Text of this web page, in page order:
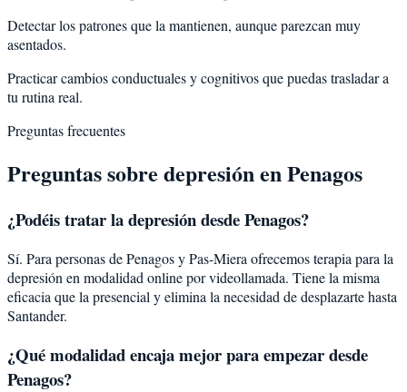
Detectar los patrones que la mantienen, aunque parezcan muy
asentados.
Practicar cambios conductuales y cognitivos que puedas trasladar a
tu rutina real.
Preguntas frecuentes
Preguntas sobre depresiónenPenagos
¿Podéis tratar ladepresióndesdePenagos?
Sí. Para personas de Penagos y Pas-Miera ofrecemos terapia para la
depresión en modalidad online por videollamada. Tiene la misma
eficacia que la presencial y elimina la necesidad de desplazarte hasta
Santander.
¿Qué modalidad encaja mejor para empezar desde
Penagos?